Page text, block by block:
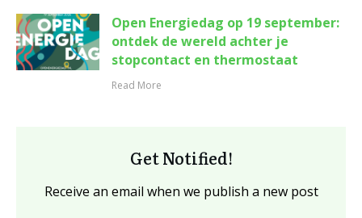
Open Energiedag op 19 september:
ontdek de wereld achter je
stopcontact en thermostaat
Read More
Get Notified!
Receive an email when we publish a new post